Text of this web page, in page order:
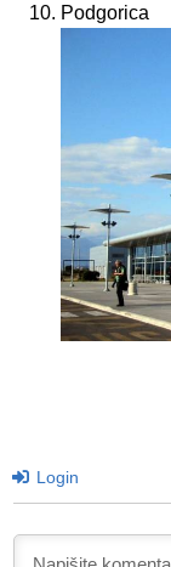
Podgorica
Login